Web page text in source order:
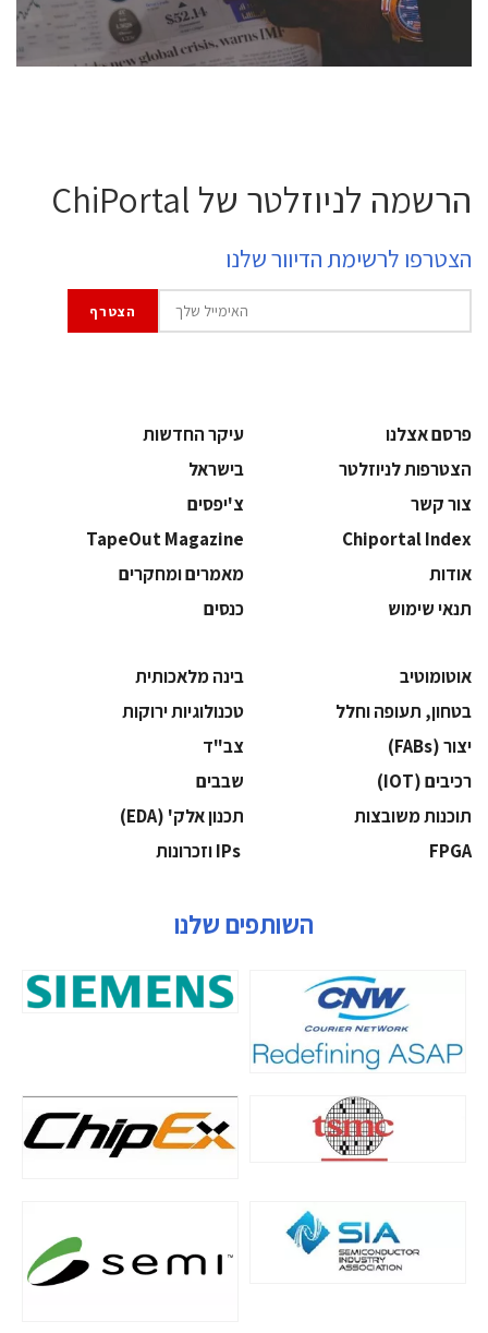
לחץ לפרטים
הרשמה לניוזלטר של ChiPortal
הצטרפו לרשימת הדיוור שלנו
פרסם אצלנו
עיקר החדשות
הצטרפות לניוזלטר
בישראל
צור קשר
צ'יפסים
Chiportal Index
TapeOut Magazine
אודות
מאמרים ומחקרים
תנאי שימוש
כנסים
אוטומוטיב
בינה מלאכותית
בטחון, תעופה וחלל
‫טכנולוגיות ירוקות‬
‫יצור (‪(FABs‬‬
‫צב"ד‬
‫רכיבים‬ (IOT)
‫שבבים‬
‫תוכנות משובצות‬
‫תכנון אלק' (‪(EDA‬‬
‫‪FPGA‬‬
השותפים שלנו